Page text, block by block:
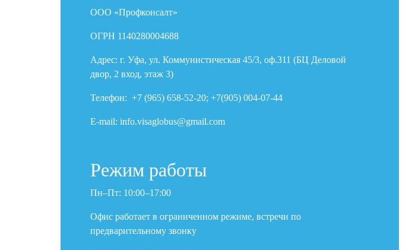
ООО «Профконсалт»
ОГРН 1140280004688
Адрес: г. Уфа, ул. Коммунистическая 45/3, оф.311 (БЦ Деловой
двор, 2 вход, этаж 3)
Телефон: +7 (965) 658-52-20; +7(905) 004-07-44
E-mail: info.visaglobus@gmail.com
Режим работы
Пн–Пт: 10:00–17:00
Офис работает в ограниченном режиме, встречи по
предварительному звонку